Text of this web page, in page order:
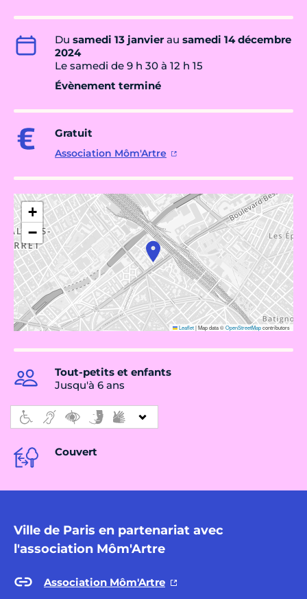
Du samedi 13 janvierau samedi 14 décembre
2024
Le samedi de 9 h 30 à 12 h 15
Évènement terminé
Gratuit
Association Môm'Artre
+
−
Leaflet|Map data ©OpenStreetMapcontributors
Tout-petits et enfants
Jusqu'à 6 ans
Couvert
Ville de Paris en partenariat avec
l'association Môm'Artre
Association Môm'Artre